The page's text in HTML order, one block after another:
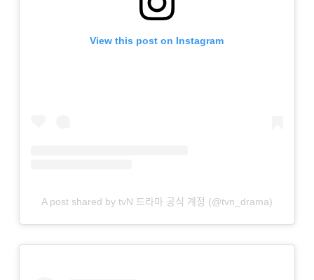
View this post on Instagram
A post shared by tvN 드라마 공식 계정 (@tvn_drama)